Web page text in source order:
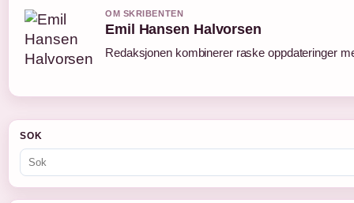
OM SKRIBENTEN
Emil Hansen Halvorsen
Redaksjonen kombinerer raske oppdateringer
SOK